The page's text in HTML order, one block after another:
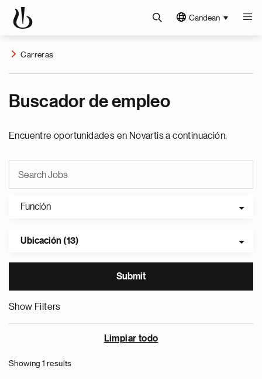
Candean
Carreras
Buscador de empleo
Encuentre oportunidades en Novartis a continuación.
Función
Ubicación (13)
Show Filters
Limpiar todo
Showing 1 results